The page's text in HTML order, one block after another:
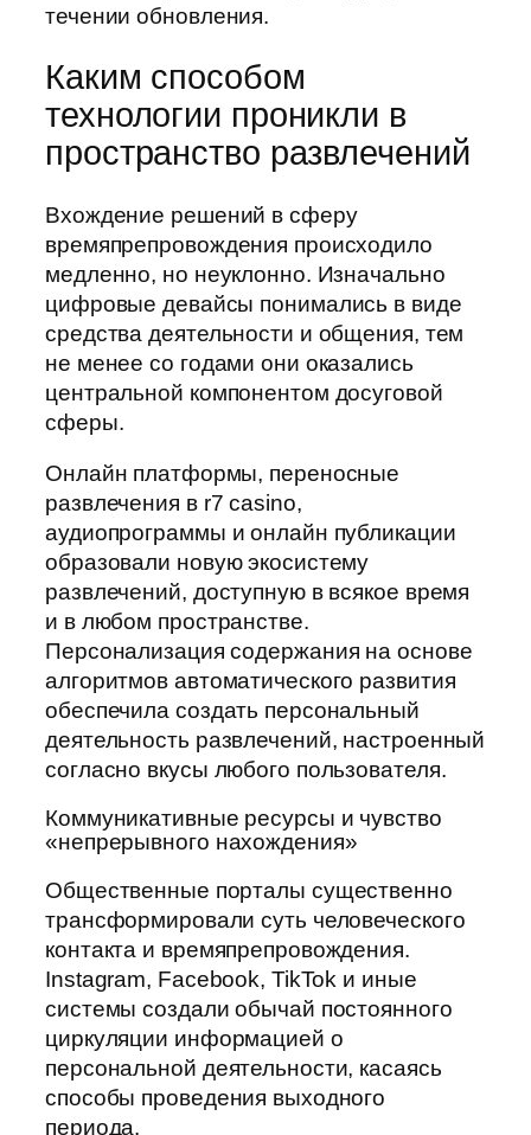
течении обновления.
Каким способом
технологии проникли в
пространство развлечений
Вхождение решений в сферу
времяпрепровождения происходило
медленно, но неуклонно. Изначально
цифровые девайсы понимались в виде
средства деятельности и общения, тем
не менее со годами они оказались
центральной компонентом досуговой
сферы.
Онлайн платформы, переносные
развлечения в r7 casino,
аудиопрограммы и онлайн публикации
образовали новую экосистему
развлечений, доступную в всякое время
и в любом пространстве.
Персонализация содержания на основе
алгоритмов автоматического развития
обеспечила создать персональный
деятельность развлечений, настроенный
согласно вкусы любого пользователя.
Коммуникативные ресурсы и чувство
«непрерывного нахождения»
Общественные порталы существенно
трансформировали суть человеческого
контакта и времяпрепровождения.
Instagram, Facebook, TikTok и иные
системы создали обычай постоянного
циркуляции информацией о
персональной деятельности, касаясь
способы проведения выходного
периода.